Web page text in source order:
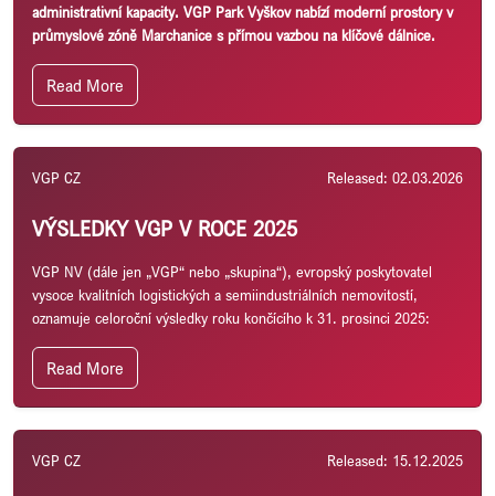
administrativní kapacity. VGP Park Vyškov nabízí moderní prostory v
průmyslové zóně Marchanice s přímou vazbou na klíčové dálnice.
Read More
VGP CZ Released: 02.03.2026
VÝSLEDKY VGP V ROCE 2025
VGP NV (dále jen „VGP“ nebo „skupina“), evropský poskytovatel
vysoce kvalitních logistických a semiindustriálních nemovitostí,
oznamuje celoroční výsledky roku končícího k 31. prosinci 2025:
Read More
VGP CZ Released: 15.12.2025